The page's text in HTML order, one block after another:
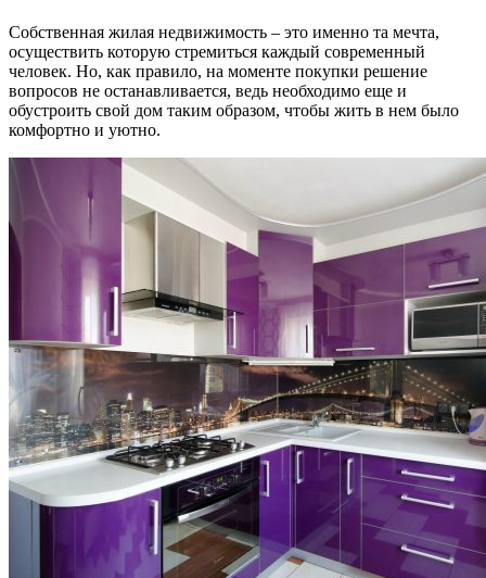
Собственная жилая недвижимость – это именно та мечта,
осуществить которую стремиться каждый современный
человек. Но, как правило, на моменте покупки решение
вопросов не останавливается, ведь необходимо еще и
обустроить свой дом таким образом, чтобы жить в нем было
комфортно и уютно.